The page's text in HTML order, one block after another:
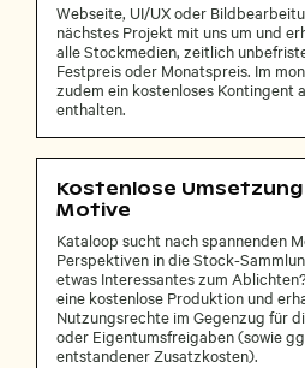
Webseite, UI/UX oder
nächstes Projekt mit uns um und
alle Stockmedien, zeitlich
Festpreis oder Monatspreis. Im
zudem ein kostenloses Kontingent
enthalten.
Kostenlose
Motive
Kataloop sucht nach spannenden
Perspektiven in die Stock-
etwas Interessantes zum
eine kostenlose Produktion und
Nutzungsrechte im Gegenzug für
oder Eigentumsfreigaben (sowie
entstandener Zusatzkosten).